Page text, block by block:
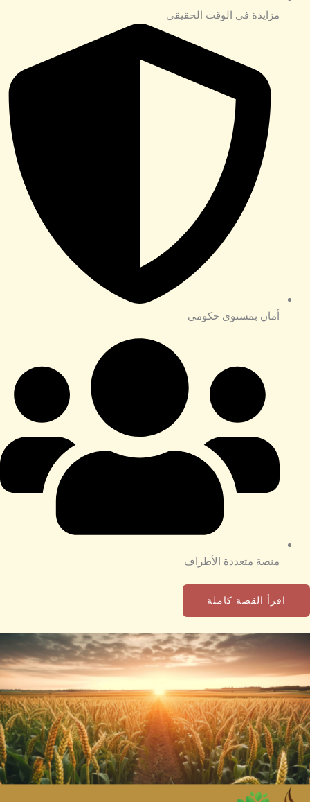
مزايدة في الوقت الحقيقي
أمان بمستوى حكومي
منصة متعددة الأطراف
اقرأ القصة كاملة